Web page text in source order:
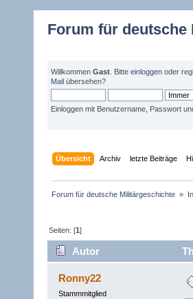
Forum für
Willkommen Gast . Bitte einloggen oder
Mail übersehen?
Einloggen mit Benutzername, Passwort
Übersicht Archiv letzte Beiträge
Forum für deutsche Militärgeschichte »
Seiten: [1]
Autor
Ronny22
Stammmitglied